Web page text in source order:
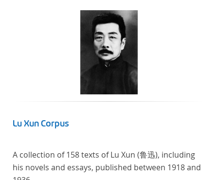
Für die germanistische und vergleichende
Literaturwissenschaft ist die Sammlung von
besonderem Interesse, da sie nahezu alle wichtigen
kanonisierten Texte und zahlreiche weitere
literaturhistorisch relevante Texte enthält, deren
urheberrechtliche Schutzfrist abgelaufen ist.
Ähnliches gilt für die Philosophie und die
stammen zum größten Teil aus Studienausgaben
zitierfähig. Auf bekannte Errata, die aus der Vorlage
stammen, verweisen wir unter der Dokumentation
Lu Xun Corpus
A collection of 158 texts of Lu Xun (鲁迅), including
his novels and essays, published between 1918 and